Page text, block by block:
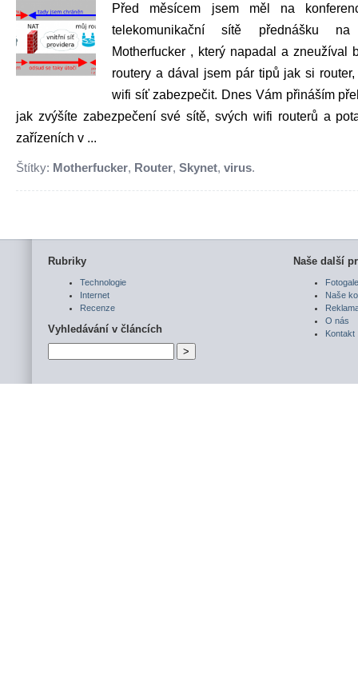
Před měsícem jsem měl na
telekomunikační sítě přednášku
Motherfucker , který napadal a zneužíval
routery a dával jsem pár tipů jak si
wifi síť zabezpečit. Dnes Vám přináším
jak zvýšíte zabezpečení své sítě, svých wifi routerů a
zařízeních v ...
Štítky: Motherfucker, Router, Skynet, virus.
Rubriky
Technologie
Internet
Recenze
Vyhledávání v článcích
Naše další
Naše
O nás
Kontakt